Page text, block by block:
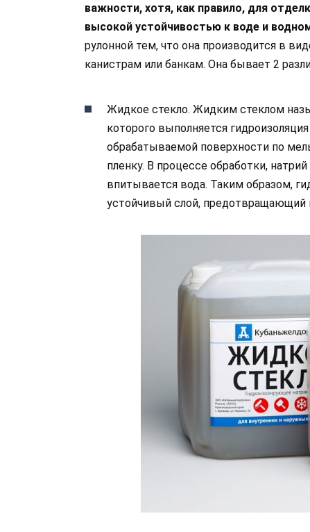
важности, хотя, как правило, для
высокой устойчивостью к воде и
рулонной тем, что она производится в
канистрам или банкам. Она бывает 2
Жидкое стекло. Жидким стеклом
которого выполняется
обрабатываемой поверхности по
пленку. В процессе обработки,
впитывается вода. Таким образом,
устойчивый слой, предотвращающий